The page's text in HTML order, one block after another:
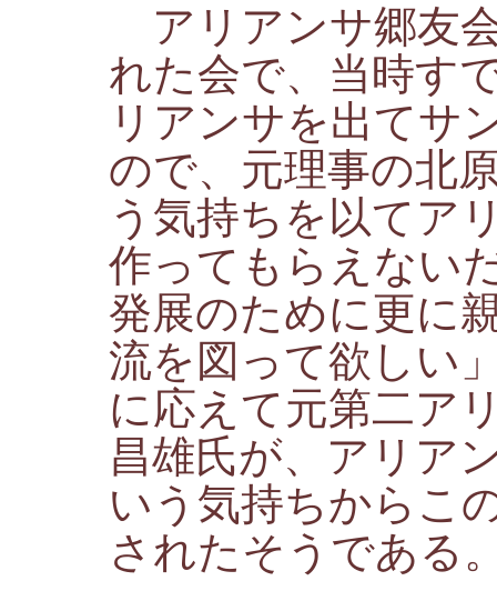
アリアンサ郷友
れた会で、当時す
リアンサを出てサ
ので、元理事の北
う気持ちを以てア
作ってもらえない
発展のために更に
流を図って欲しい
に応えて元第二ア
昌雄氏が、アリア
いう気持ちからこ
されたそうである